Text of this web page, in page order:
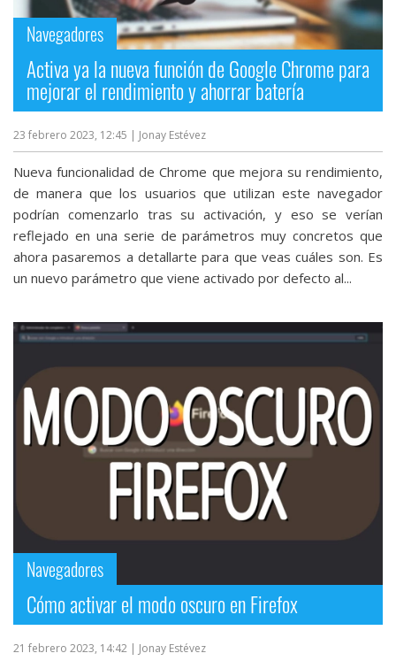
Navegadores
Activa ya la nueva función de Google Chrome para
mejorar el rendimiento y ahorrar batería
23 febrero 2023, 12:45 | Jonay Estévez
Nueva funcionalidad de Chrome que mejora su rendimiento,
de manera que los usuarios que utilizan este navegador
podrían comenzarlo tras su activación, y eso se verían
reflejado en una serie de parámetros muy concretos que
ahora pasaremos a detallarte para que veas cuáles son. Es
un nuevo parámetro que viene activado por defecto al...
Navegadores
Cómo activar el modo oscuro en Firefox
21 febrero 2023, 14:42 | Jonay Estévez